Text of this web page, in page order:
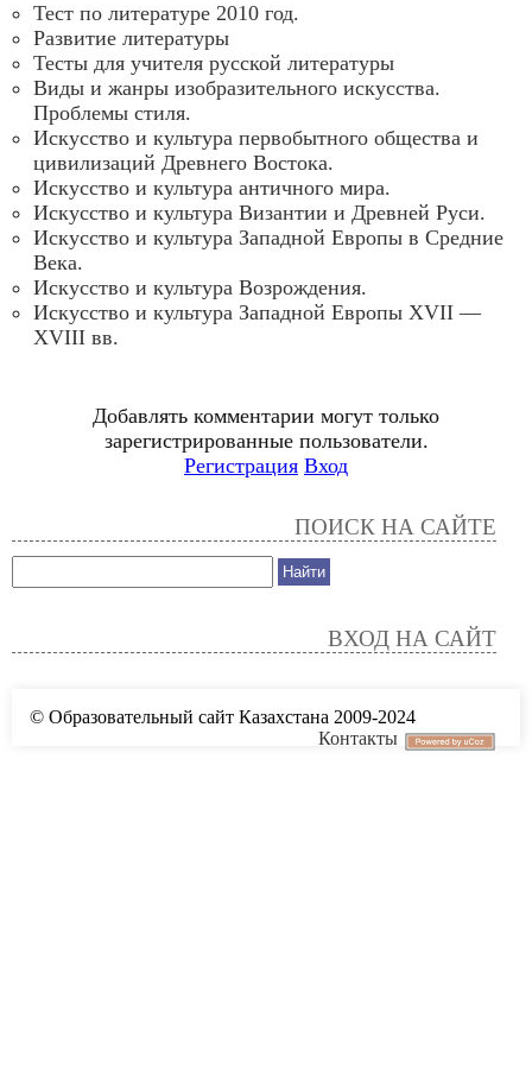
Тест по литературе 2010 год.
Развитие литературы
Тесты для учителя русской литературы
Виды и жанры изобразительного искусства.
Проблемы стиля.
Искусство и культура первобытного общества и
цивилизаций Древнего Востока.
Искусство и культура античного мира.
Искусство и культура Византии и Древней Руси.
Искусство и культура Западной Европы в Средние
Века.
Искусство и культура Возрождения.
Искусство и культура Западной Европы XVII ―
XVIII вв.
Добавлять комментарии могут только
зарегистрированные пользователи.
Регистрация Вход
ПОИСК НА САЙТЕ
ВХОД НА САЙТ
© Образовательный сайт Казахстана 2009-2024
Контакты